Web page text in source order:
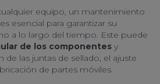
equipo, un mantenimiento
esencial para garantizar su
a lo largo del tiempo. Este puede
de los componentes y
de las juntas de sellado, el ajuste
de partes móviles.